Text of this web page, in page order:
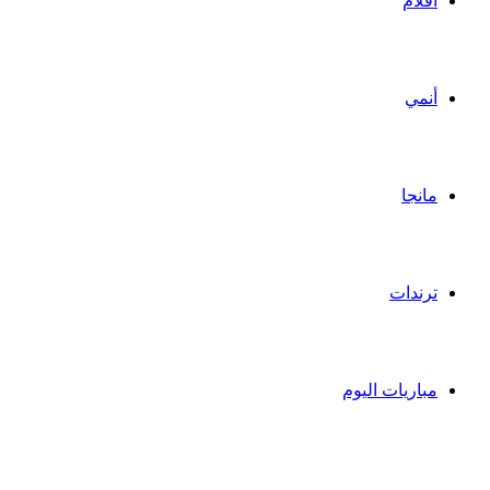
أنمي
مانجا
ترندات
مباريات اليوم